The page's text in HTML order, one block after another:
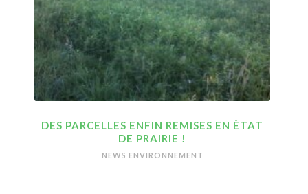
DES PARCELLES ENFIN REMISES EN ÉTAT
DE PRAIRIE !
NEWS ENVIRONNEMENT